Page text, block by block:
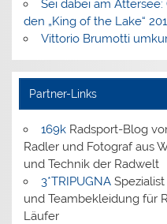
Sei dabei am
den „King of the Lake“
Vittorio Brumotti
Partner-Links
169kRadsport-Blog
Radler und Fotograf aus
und Technik der Radwelt
3*TRIPUGNASpezialist
und Teambekleidung für
Läufer